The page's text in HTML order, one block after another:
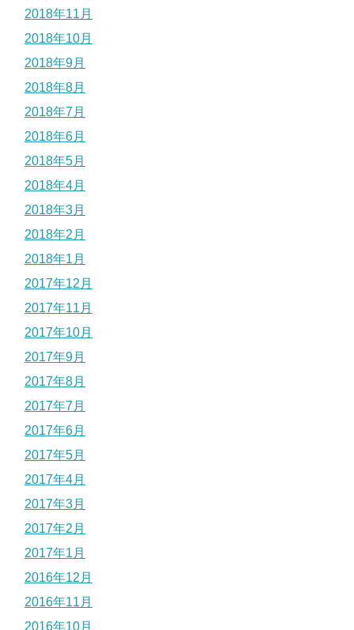
2018年11月
2018年10月
2018年9月
2018年8月
2018年7月
2018年6月
2018年5月
2018年4月
2018年3月
2018年2月
2018年1月
2017年12月
2017年11月
2017年10月
2017年9月
2017年8月
2017年7月
2017年6月
2017年5月
2017年4月
2017年3月
2017年2月
2017年1月
2016年12月
2016年11月
2016年10月